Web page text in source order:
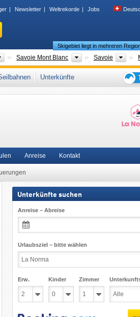
Newsletter Weltrekorde Jobs
Neue Regionen
Savoie Mont Blanc Tourismusregionen
Savoie
Skigebiet liegt in mehreren
Alpen Nördliche Französische Alpen
Rhône-
Unterkünfte
den
Anreise Kontakt
Unterkünfte suchen
Anreise – Abreise
Urlaubsziel – bitte wählen
Erw. Kinder Zimmer